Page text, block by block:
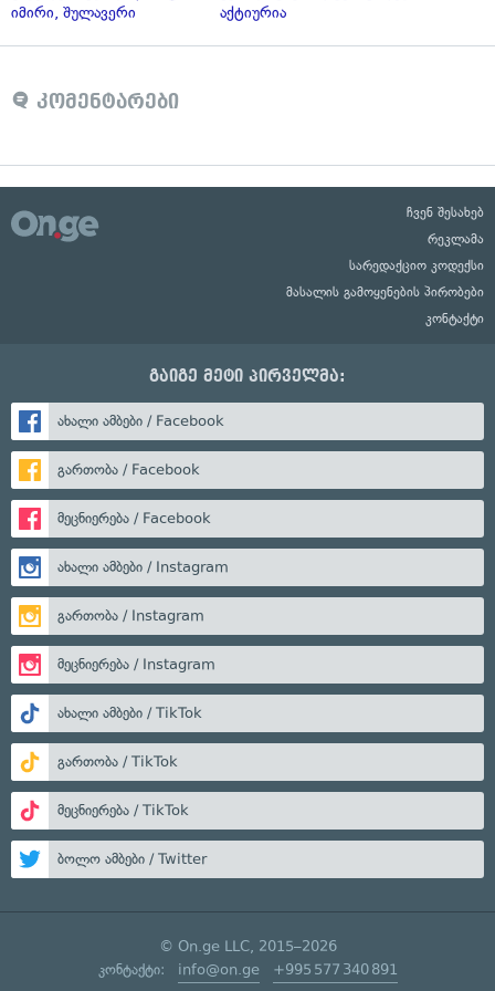
იმირი, შულავერი
აქტიურია
კომენტარები
ჩვენ შესახებ
რეკლამა
სარედაქციო კოდექსი
მასალის გამოყენების პირობები
კონტაქტი
გაიგე მეტი პირველმა:
ახალი ამბები / Facebook
გართობა / Facebook
მეცნიერება / Facebook
ახალი ამბები / Instagram
გართობა / Instagram
მეცნიერება / Instagram
ახალი ამბები / TikTok
გართობა / TikTok
მეცნიერება / TikTok
ბოლო ამბები / Twitter
© On.ge LLC, 2015–2026
კონტაქტი: info@on.ge +995 577 340 891